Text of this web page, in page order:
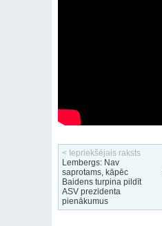
< Iepriekšējais raksts
Lembergs: Nav
saprotams, kāpēc
Baidens turpina pildīt
ASV prezidenta
pienākumus